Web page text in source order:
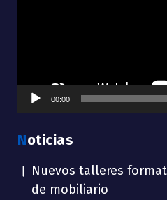
00:00
Noticias
Nuevos talleres
de mobiliario